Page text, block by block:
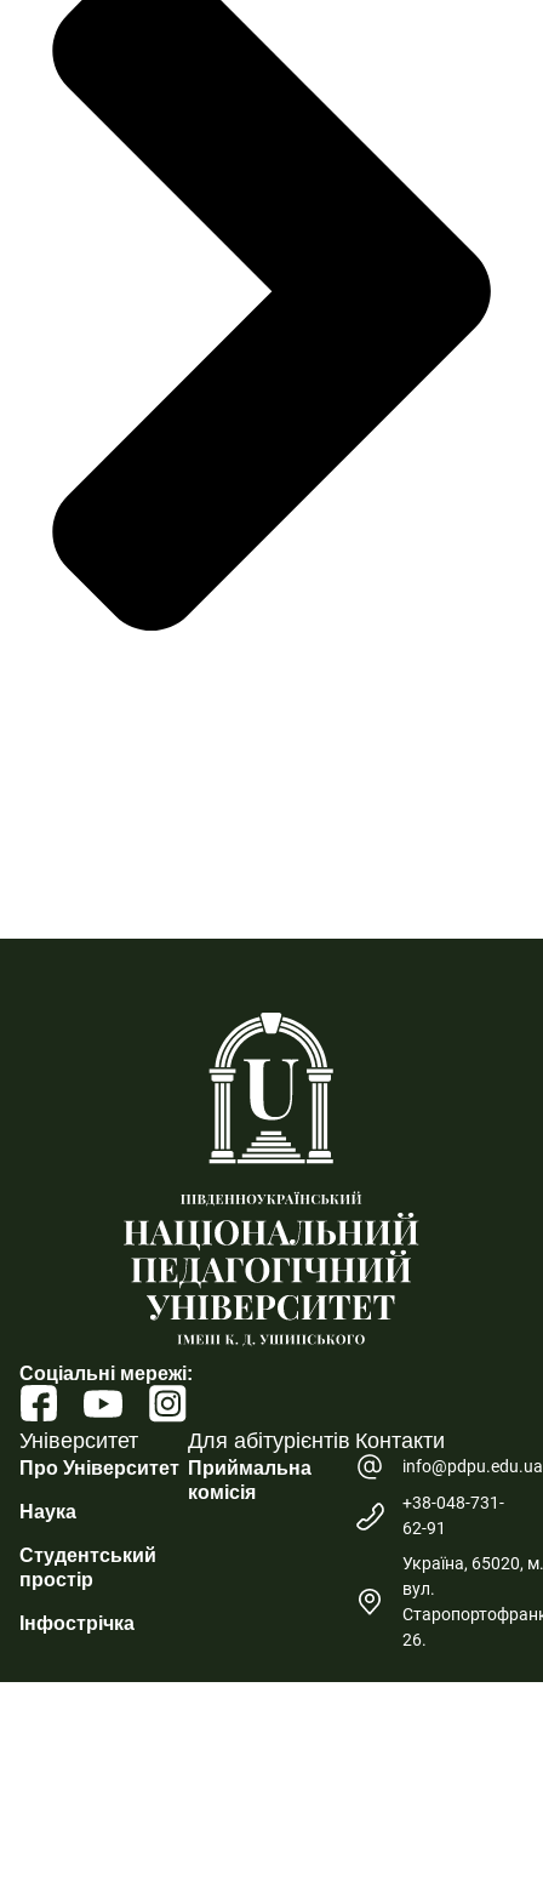
Соціальні мережі:
Університет
Про Університет
Наука
Студентський
простір
Інфострічка
Для абітурієнтів
Приймальна
комісія
Контакти
info@pdpu.edu.ua
+38-048-731-
62-91
Україна, 65020,
вул.
26.